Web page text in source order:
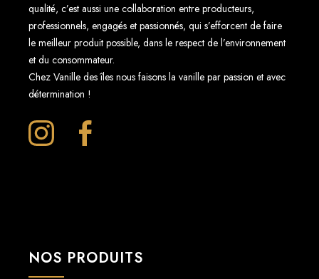
qualité, c’est aussi une collaboration entre producteurs,
professionnels, engagés et passionnés, qui s’efforcent de faire
le meilleur produit possible, dans le respect de l’environnement
et du consommateur.
Chez Vanille des îles nous faisons la vanille par passion et avec
détermination !
NOS PRODUITS